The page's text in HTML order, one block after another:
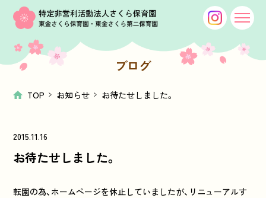
ブログ
TOP お知らせ お待たせしました。
2015.11.16
お待たせしました。
転園の為、ホームページを休止していましたが、リニューアルす